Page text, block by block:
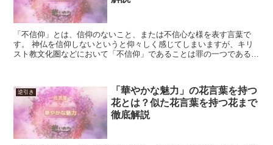
「不信仰」とは、信仰のないこと、または不信心な様を表す言葉で
す。 神仏を信仰しないというと仰々しく感じてしまいますが、キリ
スト教文化圏などにおいて「不信仰」であることは罪の一つであると
逆引き
「華やかな魅力」の花言葉を持つ
花とは？似た花言葉を持つ花まで
徹底解説